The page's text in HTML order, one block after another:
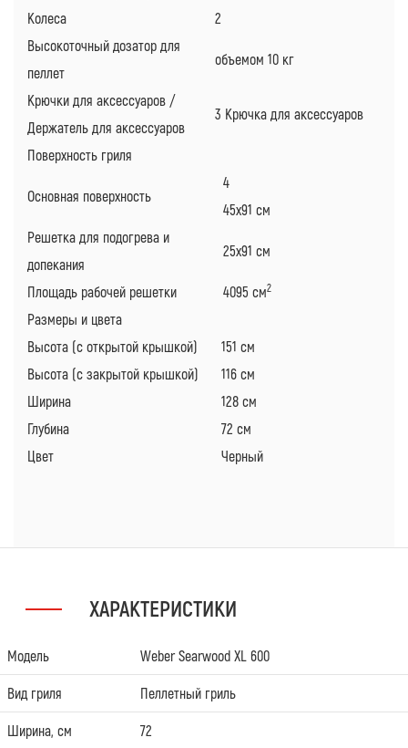
Колеса
2
Высокоточный дозатор для
пеллет
объемом 10 кг
Крючки для аксессуаров /
Держатель для аксессуаров
3 Крючка для аксессуаров
Поверхность гриля
Основная поверхность
4
45х91 см
Решетка для подогрева и
допекания
25х91 см
Площадь рабочей решетки 4095 см2
Размеры и цвета
Высота (с открытой крышкой)
151 см
Высота (с закрытой крышкой)
116 см
Ширина
128 см
Глубина
72 см
Цвет
Черный
ХАРАКТЕРИСТИКИ
Модель Weber Searwood XL 600
Вид гриля Пеллетный гриль
Ширина, см 72